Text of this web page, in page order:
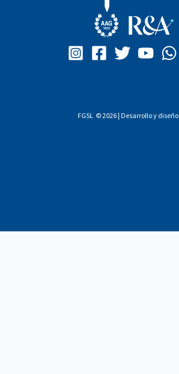
FGSL © 2026 | Desarrollo y diseño